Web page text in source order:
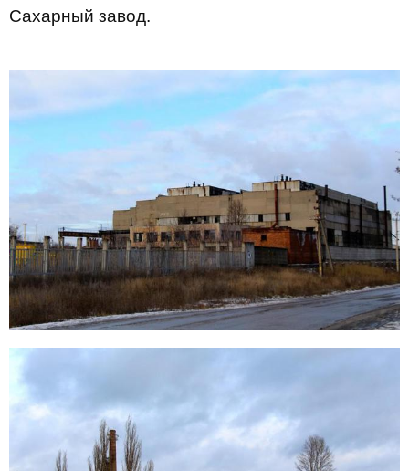
Сахарный завод.